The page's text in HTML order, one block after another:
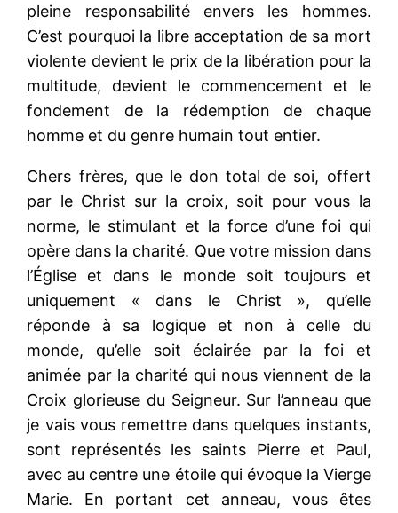
pleine responsabilité envers les hommes.
C’est pourquoi la libre acceptation de sa mort
violente devient le prix de la libération pour la
multitude, devient le commencement et le
fondement de la rédemption de chaque
homme et du genre humain tout entier.
Chers frères, que le don total de soi, offert
par le Christ sur la croix, soit pour vous la
norme, le stimulant et la force d’une foi qui
opère dans la charité. Que votre mission dans
l’Église et dans le monde soit toujours et
uniquement « dans le Christ », qu’elle
réponde à sa logique et non à celle du
monde, qu’elle soit éclairée par la foi et
animée par la charité qui nous viennent de la
Croix glorieuse du Seigneur. Sur l’anneau que
je vais vous remettre dans quelques instants,
sont représentés les saints Pierre et Paul,
avec au centre une étoile qui évoque la Vierge
Marie. En portant cet anneau, vous êtes